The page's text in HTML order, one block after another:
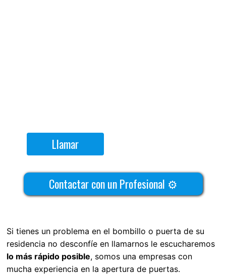
Llamar
Contactar con un Profesional ⚙
Si tienes un problema en el bombillo o puerta de su
residencia no desconfíe en llamarnos le escucharemos
lo más rápido posible, somos una empresas con
mucha experiencia en la apertura de puertas.